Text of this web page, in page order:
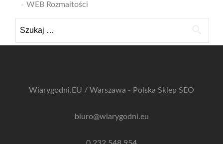
WEB Rozmaitości
Wiarygodni.EU / Warszawa - Polska Sklep SEO
biuro@wiarygodni.eu